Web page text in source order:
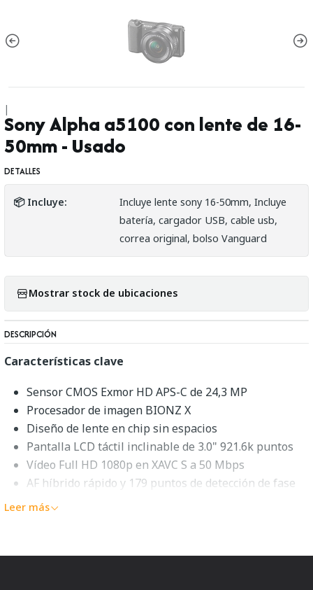
|
Sony Alpha a5100 con lente de 16-
50mm - Usado
DETALLES
📦 Incluye:
Incluye lente sony 16-50mm, Incluye
batería, cargador USB, cable usb,
correa original, bolso Vanguard
Mostrar stock de ubicaciones
DESCRIPCIÓN
Características clave
Sensor CMOS Exmor HD APS-C de 24,3 MP
Procesador de imagen BIONZ X
Diseño de lente en chip sin espacios
Pantalla LCD táctil inclinable de 3.0" 921.6k puntos
Vídeo Full HD 1080p en XAVC S a 50 Mbps
AF híbrido rápido y 179 puntos de detección de fase
Disparo de hasta 6 fps e ISO 25600
Sony 16-50 mm f/3.5-5.6 Lente de zoom OSS
Leer más